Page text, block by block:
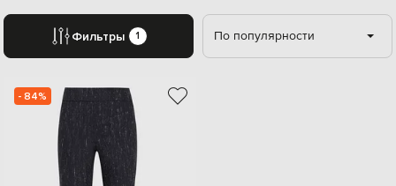
Фильтры 1 По популярности
- 84%